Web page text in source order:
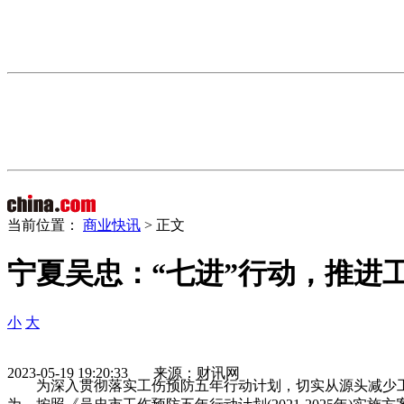
当前位置： 商业快讯 > 正文
宁夏吴忠：“七进”行动，推进
小 大
2023-05-19 19:20:33 来源：财讯网
为深入贯彻落实工伤预防五年行动计划，切实从源头减